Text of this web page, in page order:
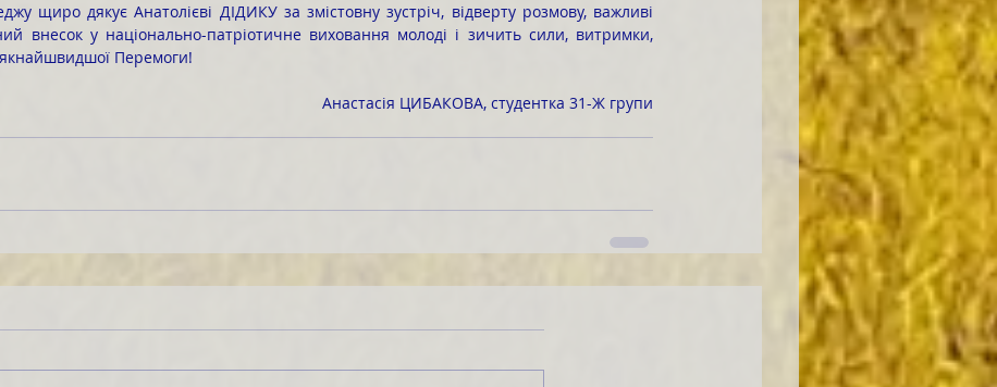
внесок у національно-патріотичне виховання молоді і зичить сили, витримки,
якнайшвидшої Перемоги!
Анастасія ЦИБАКОВА, студентка 31-Ж групи